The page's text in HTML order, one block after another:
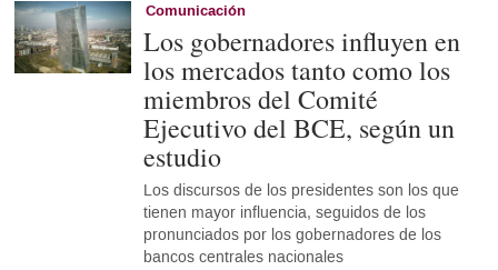
Comunicación
Los gobernadores influyen en
los mercados tanto como los
miembros del Comité
Ejecutivo del BCE, según un
estudio
Los discursos de los presidentes son los que
tienen mayor influencia, seguidos de los
pronunciados por los gobernadores de los
bancos centrales nacionales